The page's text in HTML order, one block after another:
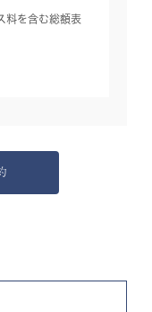
料を含む総額表